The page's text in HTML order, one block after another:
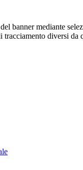
banner mediante
diversi da